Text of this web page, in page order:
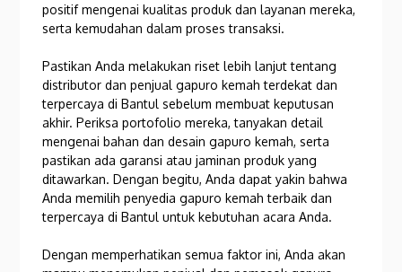
positif mengenai kualitas produk dan layanan mereka,
serta kemudahan dalam proses transaksi.
Pastikan Anda melakukan riset lebih lanjut tentang
distributor dan penjual gapuro kemah terdekat dan
terpercaya di Bantul sebelum membuat keputusan
akhir. Periksa portofolio mereka, tanyakan detail
mengenai bahan dan desain gapuro kemah, serta
pastikan ada garansi atau jaminan produk yang
ditawarkan. Dengan begitu, Anda dapat yakin bahwa
Anda memilih penyedia gapuro kemah terbaik dan
terpercaya di Bantul untuk kebutuhan acara Anda.
Dengan memperhatikan semua faktor ini, Anda akan